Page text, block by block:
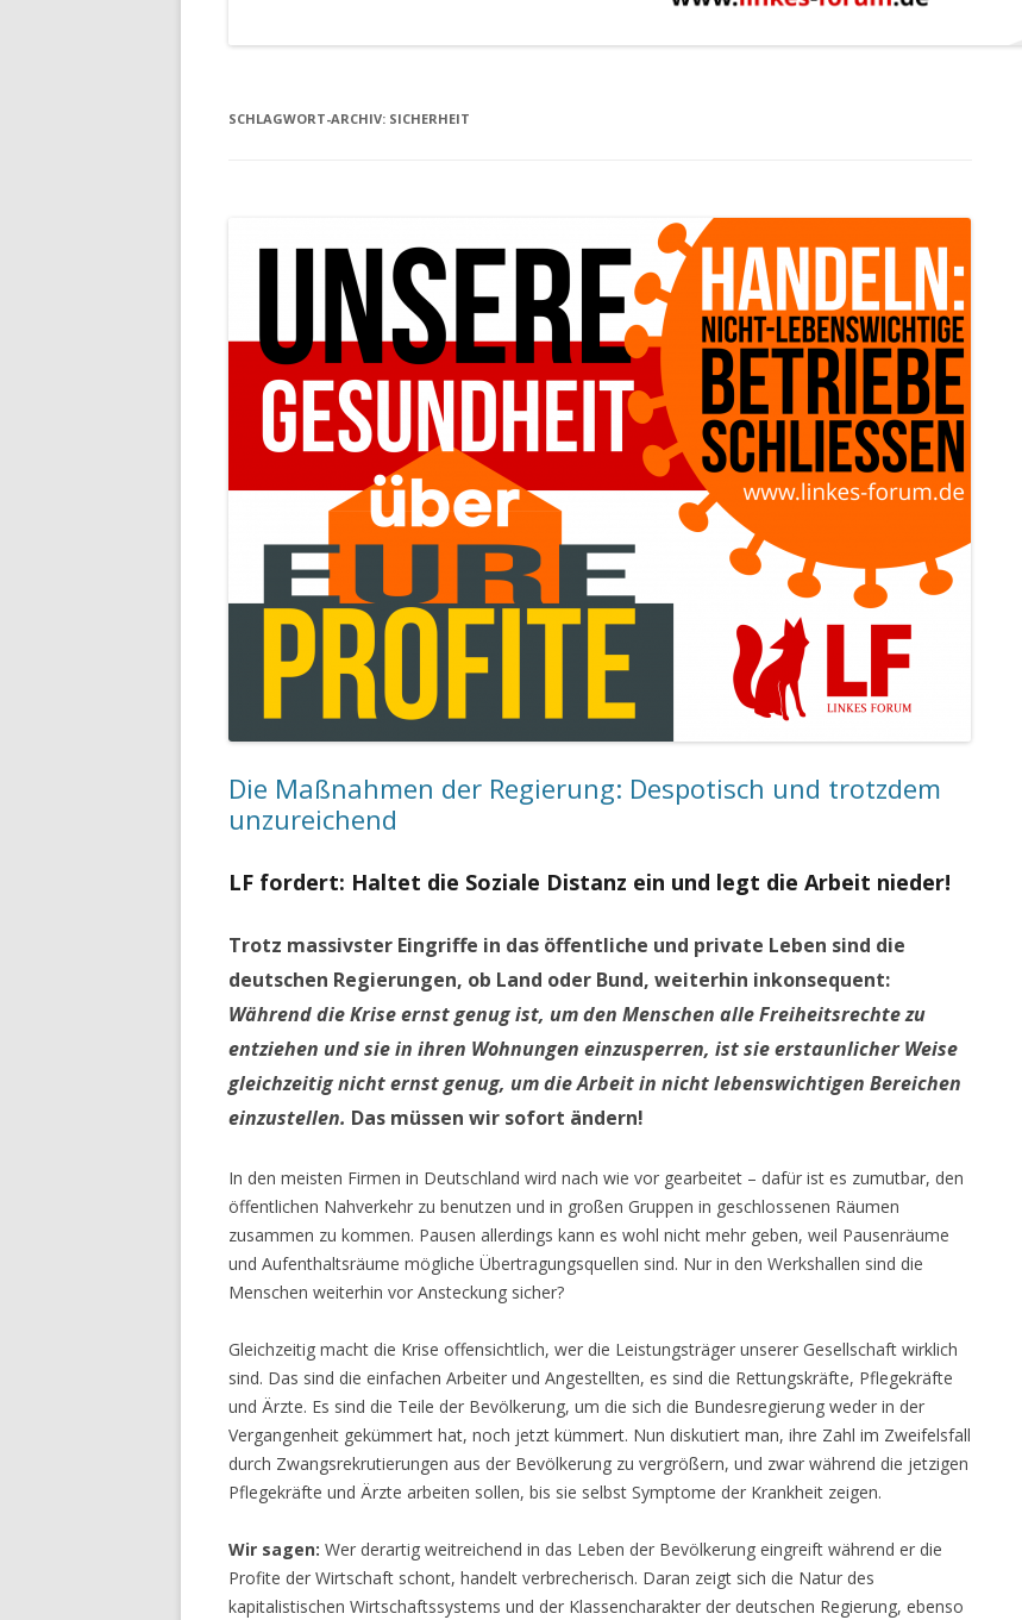
SCHLAGWORT-ARCHIV: SICHERHEIT
Die Maßnahmen der Regierung: Despotisch und trotzdem
unzureichend
LF fordert: Haltet die Soziale Distanz ein und legt die Arbeit nieder!
Trotz massivster Eingriffe in das öffentliche und private Leben sind die
deutschen Regierungen, ob Land oder Bund, weiterhin inkonsequent:
Während die Krise ernst genug ist, um den Menschen alle Freiheitsrechte zu
entziehen und sie in ihren Wohnungen einzusperren, ist sie erstaunlicher Weise
gleichzeitig nicht ernst genug, um die Arbeit in nicht lebenswichtigen Bereichen
einzustellen. Das müssen wir sofort ändern!
In den meisten Firmen in Deutschland wird nach wie vor gearbeitet – dafür ist es zumutbar, den
öffentlichen Nahverkehr zu benutzen und in großen Gruppen in geschlossenen Räumen
zusammen zu kommen. Pausen allerdings kann es wohl nicht mehr geben, weil Pausenräume
und Aufenthaltsräume mögliche Übertragungsquellen sind. Nur in den Werkshallen sind die
Menschen weiterhin vor Ansteckung sicher?
Gleichzeitig macht die Krise offensichtlich, wer die Leistungsträger unserer Gesellschaft wirklich
sind. Das sind die einfachen Arbeiter und Angestellten, es sind die Rettungskräfte, Pflegekräfte
und Ärzte. Es sind die Teile der Bevölkerung, um die sich die Bundesregierung weder in der
Vergangenheit gekümmert hat, noch jetzt kümmert. Nun diskutiert man, ihre Zahl im Zweifelsfall
durch Zwangsrekrutierungen aus der Bevölkerung zu vergrößern, und zwar während die jetzigen
Pflegekräfte und Ärzte arbeiten sollen, bis sie selbst Symptome der Krankheit zeigen.
Wir sagen: Wer derartig weitreichend in das Leben der Bevölkerung eingreift während er die
Profite der Wirtschaft schont, handelt verbrecherisch. Daran zeigt sich die Natur des
kapitalistischen Wirtschaftssystems und der Klassencharakter der deutschen Regierung, ebenso